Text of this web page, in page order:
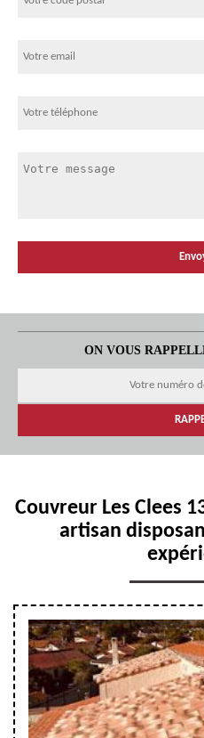
ON VOUS
Couvreur Les Clees
artisan